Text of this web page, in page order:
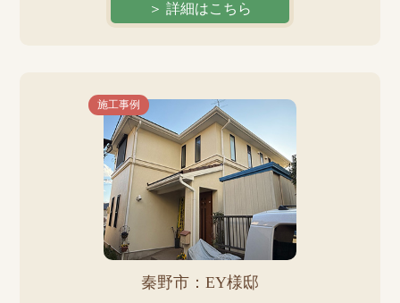
＞ 詳細はこちら
施工事例
秦野市：EY様邸